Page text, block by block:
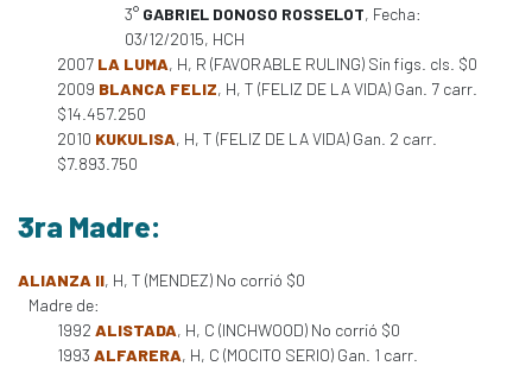
3° GABRIEL DONOSO ROSSELOT, Fecha:
03/12/2015, HCH
2007 LA LUMA, H, R (FAVORABLE RULING) Sin figs. cls. $0
2009 BLANCA FELIZ, H, T (FELIZ DE LA VIDA) Gan. 7 carr.
$14.457.250
2010 KUKULISA, H, T (FELIZ DE LA VIDA) Gan. 2 carr.
$7.893.750
3ra Madre:
ALIANZA II, H, T (MENDEZ) No corrió $0
Madre de:
1992 ALISTADA, H, C (INCHWOOD) No corrió $0
1993 ALFARERA, H, C (MOCITO SERIO) Gan. 1 carr.